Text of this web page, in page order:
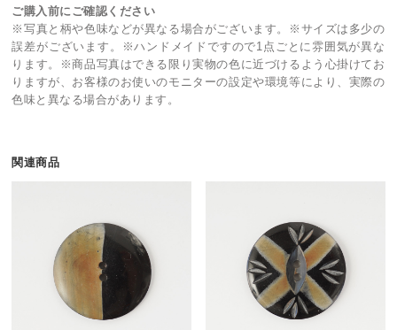
ご購入前にご確認ください
※写真と柄や色味などが異なる場合がございます。※サイズは多少の
誤差がございます。※ハンドメイドですので1点ごとに雰囲気が異な
ります。※商品写真はできる限り実物の色に近づけるよう心掛けてお
りますが、お客様のお使いのモニターの設定や環境等により、実際の
色味と異なる場合があります。
関連商品